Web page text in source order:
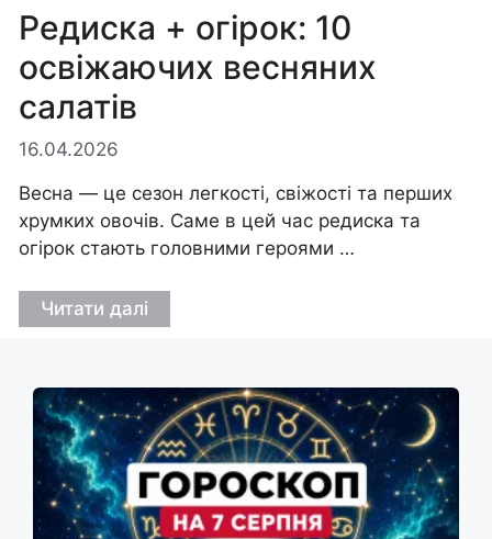
Редиска + огірок: 10
освіжаючих весняних
салатів
16.04.2026
Весна — це сезон легкості, свіжості та перших
хрумких овочів. Саме в цей час редиска та
огірок стають головними героями …
Читати далі